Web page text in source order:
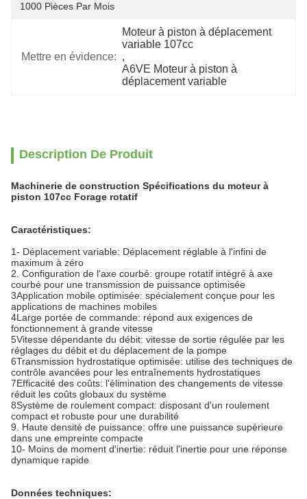
1000 Pièces Par Mois
Mettre en évidence:
Moteur à piston à déplacement
variable 107cc
,
A6VE Moteur à piston à
déplacement variable
Description De Produit
Machinerie de construction Spécifications du moteur à
piston 107cc Forage rotatif
Caractéristiques:
1- Déplacement variable: Déplacement réglable à l'infini de
maximum à zéro
2. Configuration de l'axe courbé: groupe rotatif intégré à axe
courbé pour une transmission de puissance optimisée
3Application mobile optimisée: spécialement conçue pour les
applications de machines mobiles
4Large portée de commande: répond aux exigences de
fonctionnement à grande vitesse
5Vitesse dépendante du débit: vitesse de sortie régulée par les
réglages du débit et du déplacement de la pompe
6Transmission hydrostatique optimisée: utilise des techniques de
contrôle avancées pour les entraînements hydrostatiques
7Efficacité des coûts: l'élimination des changements de vitesse
réduit les coûts globaux du système
8Système de roulement compact: disposant d'un roulement
compact et robuste pour une durabilité
9. Haute densité de puissance: offre une puissance supérieure
dans une empreinte compacte
10- Moins de moment d'inertie: réduit l'inertie pour une réponse
dynamique rapide
Données techniques: